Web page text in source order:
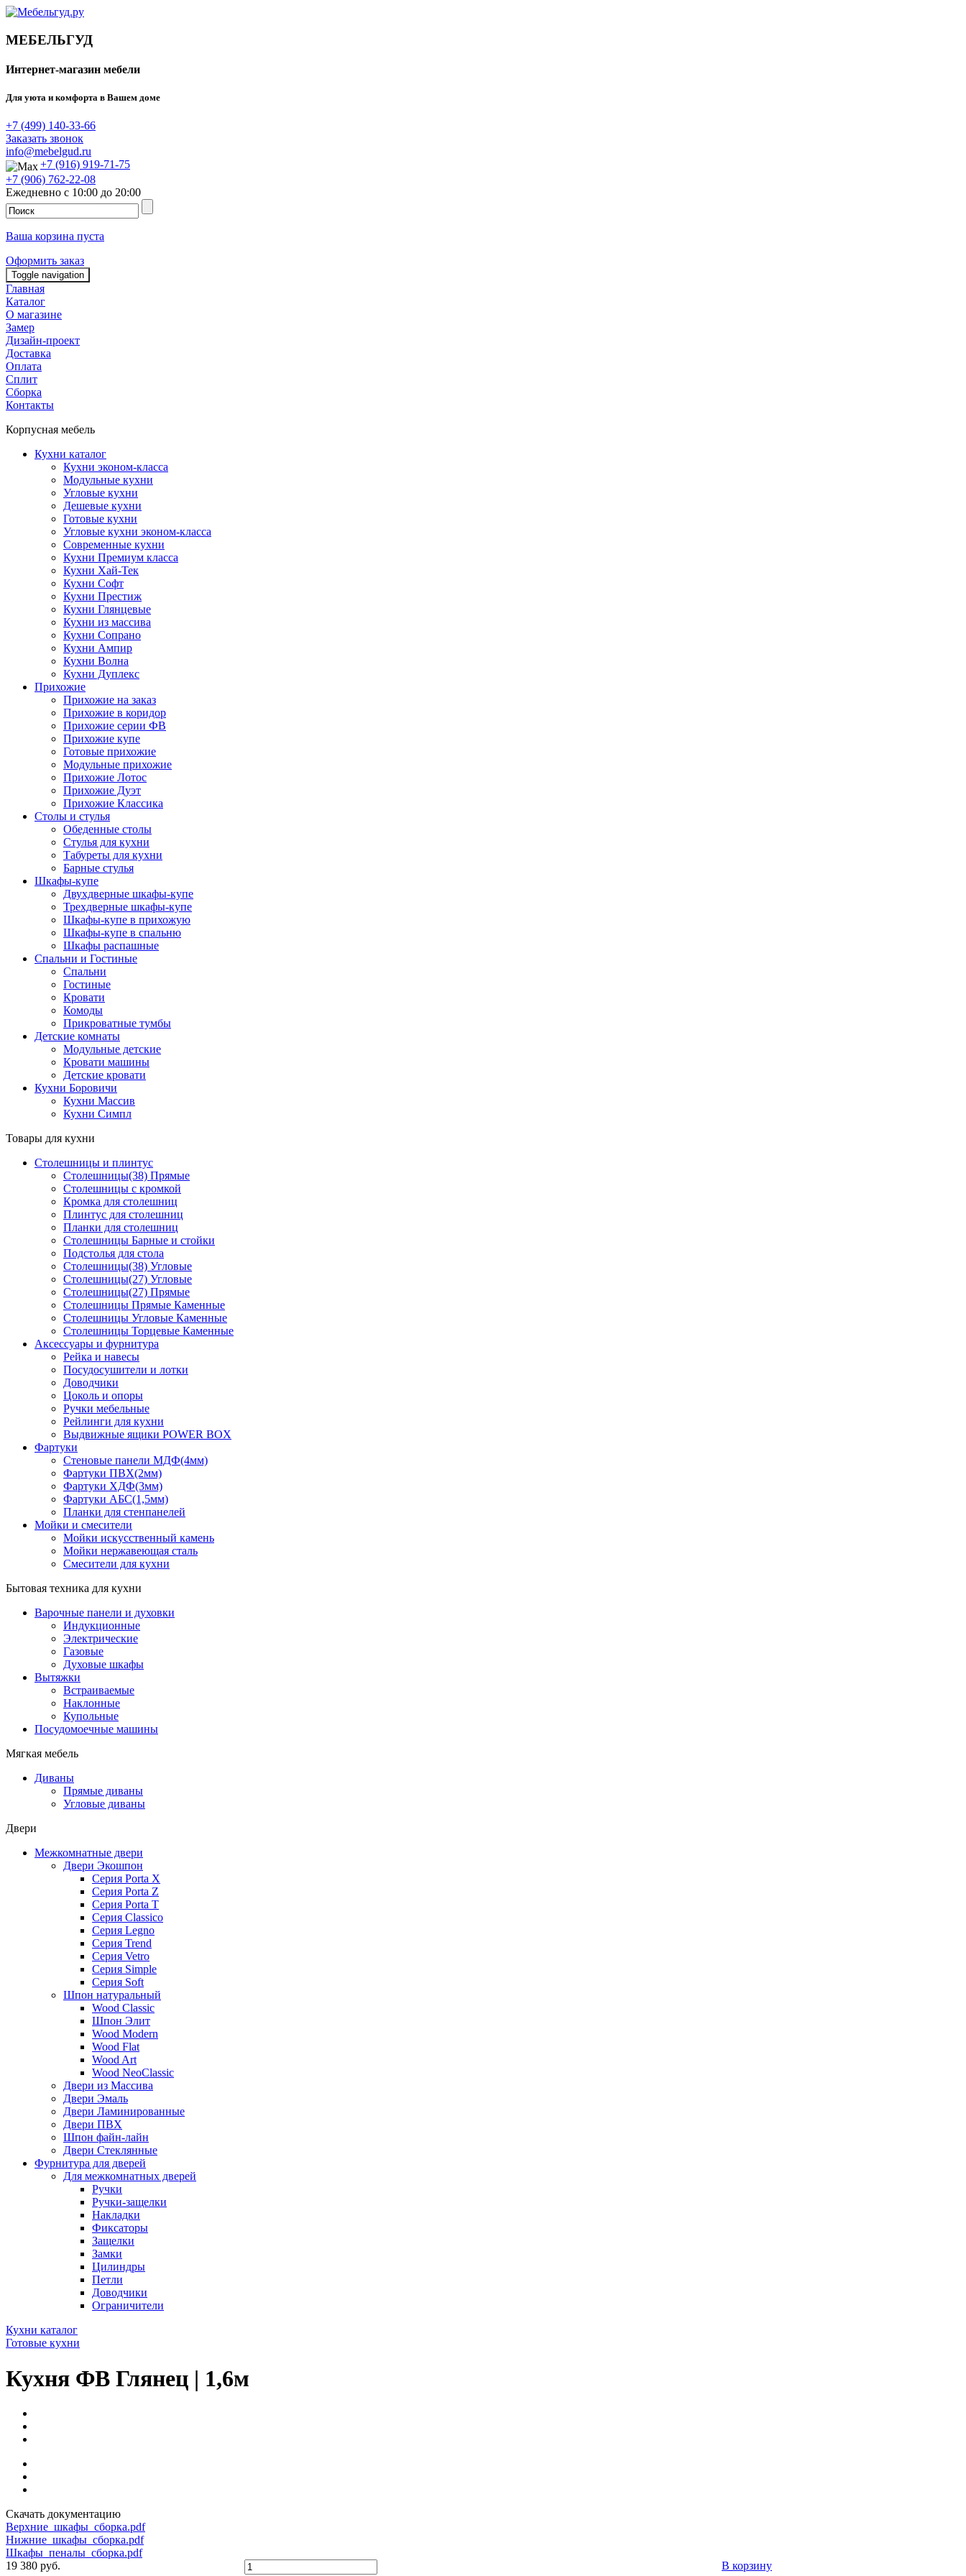
МЕБЕЛЬГУД
Интернет-магазин мебели
Для уюта и комфорта в Вашем доме
+7 (499) 140-33-66
Заказать звонок
info@mebelgud.ru
+7 (916) 919-71-75
+7 (906) 762-22-08
Ежедневно с 10:00 до 20:00
Ваша корзина пуста
Оформить заказ
Toggle navigation
Главная
Каталог
О магазине
Замер
Дизайн-проект
Доставка
Оплата
Сплит
Сборка
Контакты
Корпусная мебель
Кухни каталог
Кухни эконом-класса
Модульные кухни
Угловые кухни
Дешевые кухни
Готовые кухни
Угловые кухни эконом-класса
Современные кухни
Кухни Премиум класса
Кухни Хай-Тек
Кухни Софт
Кухни Престиж
Кухни Глянцевые
Кухни из массива
Кухни Сопрано
Кухни Ампир
Кухни Волна
Кухни Дуплекс
Прихожие
Прихожие на заказ
Прихожие в коридор
Прихожие серии ФВ
Прихожие купе
Готовые прихожие
Модульные прихожие
Прихожие Лотос
Прихожие Дуэт
Прихожие Классика
Столы и стулья
Обеденные столы
Стулья для кухни
Табуреты для кухни
Барные стулья
Шкафы-купе
Двухдверные шкафы-купе
Трехдверные шкафы-купе
Шкафы-купе в прихожую
Шкафы-купе в спальню
Шкафы распашные
Спальни и Гостиные
Спальни
Гостиные
Кровати
Комоды
Прикроватные тумбы
Детские комнаты
Модульные детские
Кровати машины
Детские кровати
Кухни Боровичи
Кухни Массив
Кухни Симпл
Товары для кухни
Столешницы и плинтус
Столешницы(38) Прямые
Столешницы с кромкой
Кромка для столешниц
Плинтус для столешниц
Планки для столешниц
Столешницы Барные и стойки
Подстолья для стола
Столешницы(38) Угловые
Столешницы(27) Угловые
Столешницы(27) Прямые
Столешницы Прямые Каменные
Столешницы Угловые Каменные
Столешницы Торцевые Каменные
Аксессуары и фурнитура
Рейка и навесы
Посудосушители и лотки
Доводчики
Цоколь и опоры
Ручки мебельные
Рейлинги для кухни
Выдвижные ящики POWER BOX
Фартуки
Стеновые панели МДФ(4мм)
Фартуки ПВХ(2мм)
Фартуки ХДФ(3мм)
Фартуки АБС(1,5мм)
Планки для стенпанелей
Мойки и смесители
Мойки искусственный камень
Мойки нержавеющая сталь
Смесители для кухни
Бытовая техника для кухни
Варочные панели и духовки
Индукционные
Электрические
Газовые
Духовые шкафы
Вытяжки
Встраиваемые
Наклонные
Купольные
Посудомоечные машины
Мягкая мебель
Диваны
Прямые диваны
Угловые диваны
Двери
Межкомнатные двери
Двери Экошпон
Серия Porta X
Серия Porta Z
Серия Porta T
Серия Classico
Серия Legno
Серия Trend
Серия Vetro
Серия Simple
Серия Soft
Шпон натуральный
Wood Classic
Шпон Элит
Wood Modern
Wood Flat
Wood Art
Wood NeoClassic
Двери из Массива
Двери Эмаль
Двери Ламинированные
Двери ПВХ
Шпон файн-лайн
Двери Стеклянные
Фурнитура для дверей
Для межкомнатных дверей
Ручки
Ручки-защелки
Накладки
Фиксаторы
Защелки
Замки
Цилиндры
Петли
Доводчики
Ограничители
Кухни каталог
Готовые кухни
Кухня ФВ Глянец | 1,6м
Скачать документацию
Верхние_шкафы_сборка.pdf
Нижние_шкафы_сборка.pdf
Шкафы_пеналы_сборка.pdf
19 380 руб.
В корзину